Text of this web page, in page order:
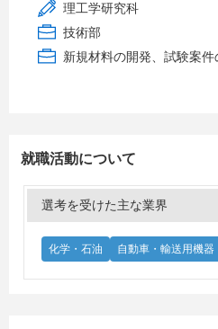
理工学研究科
技術部
新規材料の開発、試験案
就職活動について
選考を受けた主な業界
化学・石油 自動車・輸送用機器